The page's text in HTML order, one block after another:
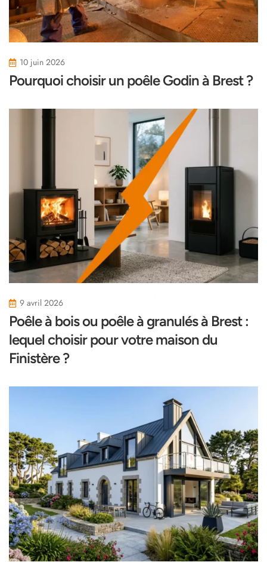
10 juin 2026
Pourquoi choisir un poêle Godin à Brest ?
9 avril 2026
Poêle à bois ou poêle à granulés à Brest :
lequel choisir pour votre maison du
Finistère ?